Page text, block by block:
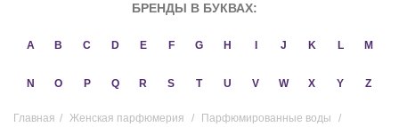
БРЕНДЫ В БУКВАХ:
A B C D E F G H J K L M
N O P Q R S T U V W X Y Z
Главная / Женская парфюмерия / Парфюмированные воды
/